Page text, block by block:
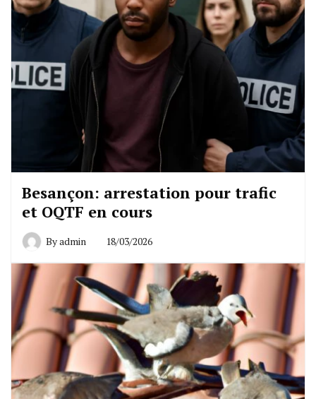
Besançon: arrestation pour trafic
et OQTF en cours
Byadmin 18/03/2026